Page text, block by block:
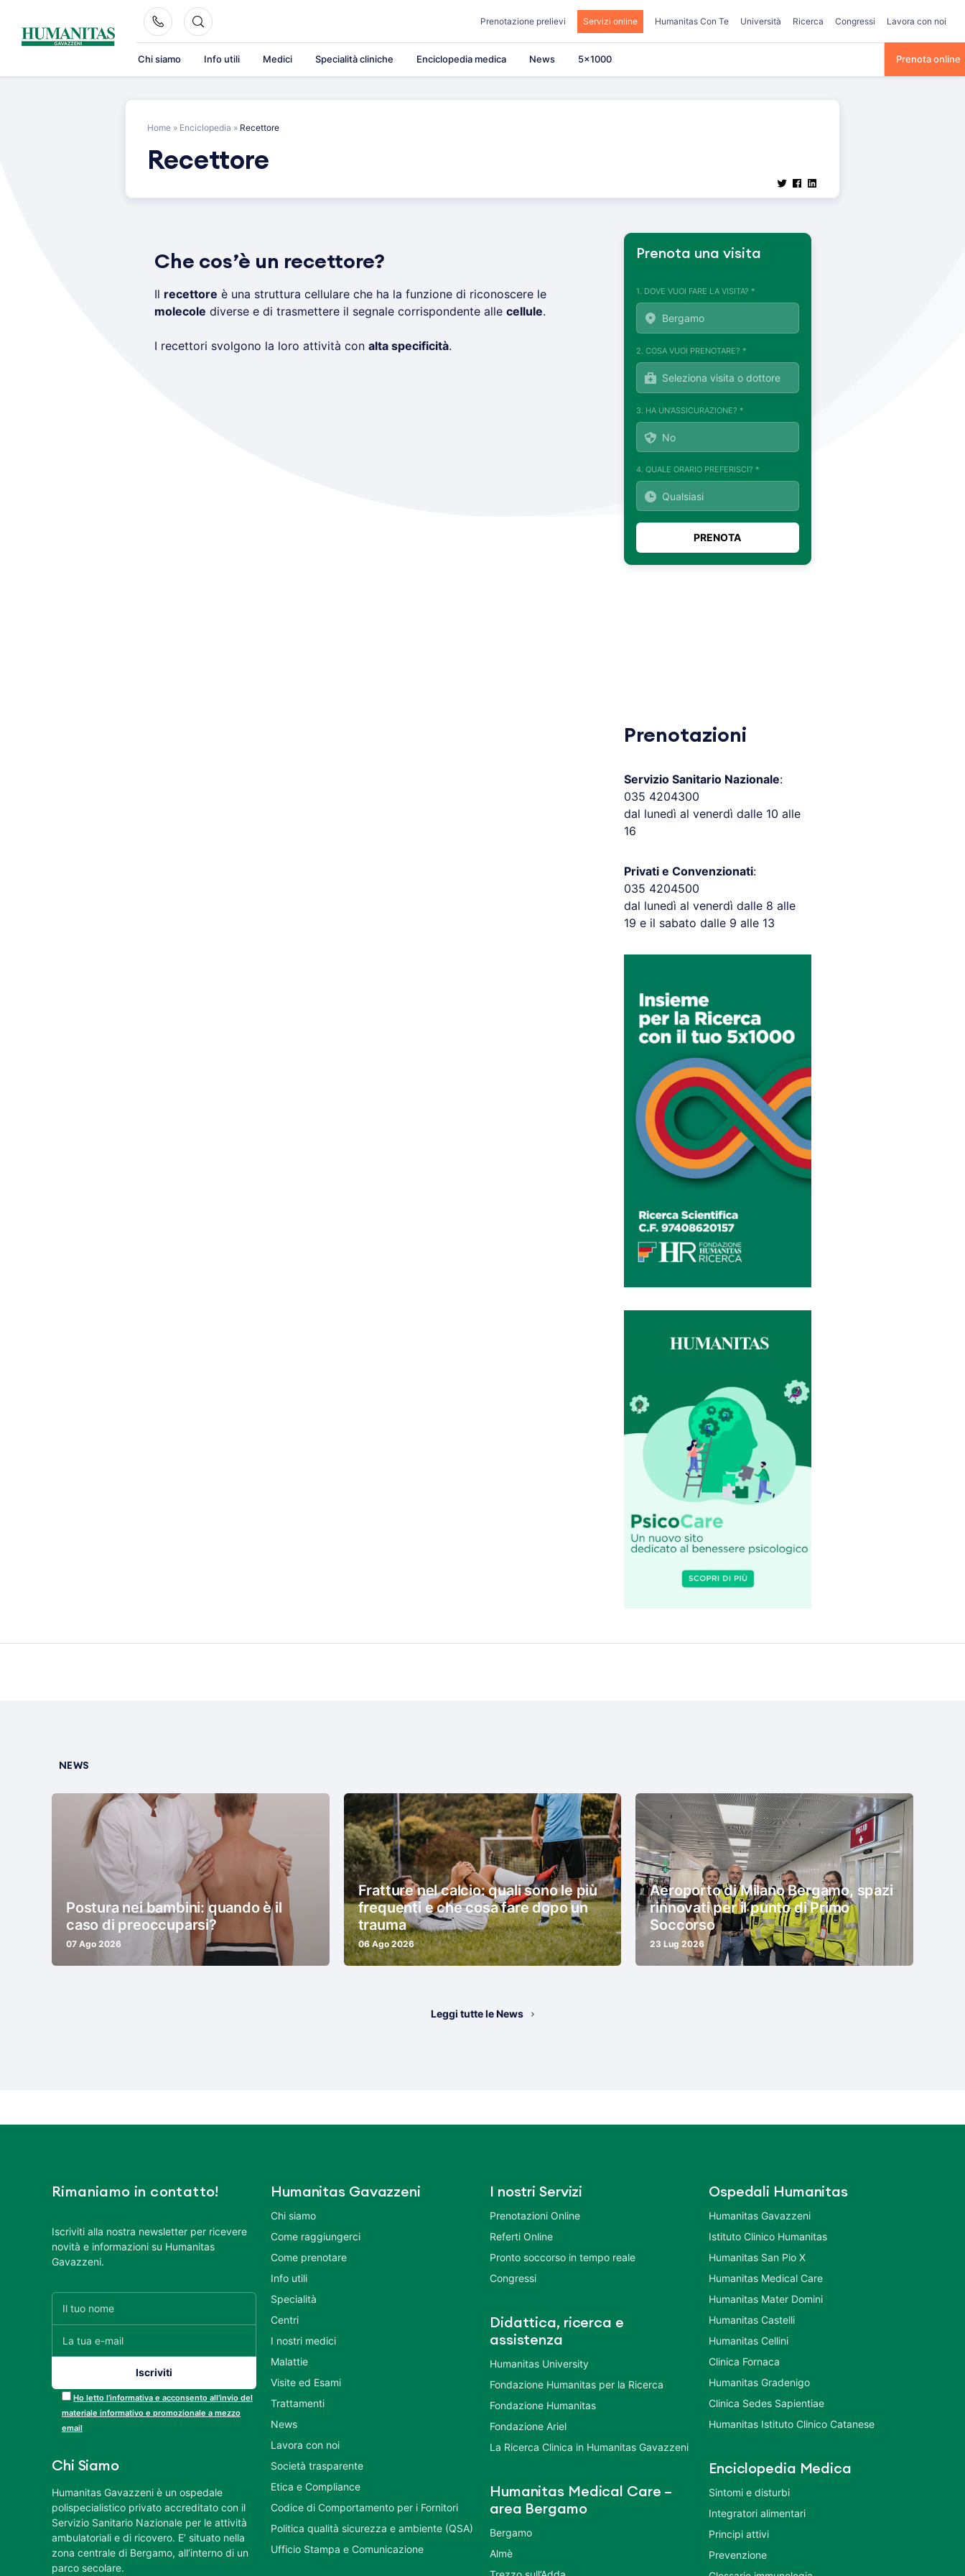
content
Prenotazione prelievi Servizi online Humanitas Con Te Università Ricerca Congressi Lavora con noi
Chi siamo Info utili Medici Specialità cliniche Enciclopedia medica News 5×1000 Prenota online
Home » Enciclopedia » Recettore
Recettore
Che cos’è un recettore?
Il recettore è una struttura cellulare che ha la funzione di riconoscere le
molecole diverse e di trasmettere il segnale corrispondente alle cellule.
I recettori svolgono la loro attività con alta specificità.
Prenota una visita
1. DOVE VUOI FARE LA VISITA? *
2. COSA VUOI PRENOTARE? *
3. HA UN'ASSICURAZIONE? *
4. QUALE ORARIO PREFERISCI? *
Prenotazioni
Servizio Sanitario Nazionale:
035 4204300
dal lunedì al venerdì dalle 10 alle
16
Privati e Convenzionati:
035 4204500
dal lunedì al venerdì dalle 8 alle
19 e il sabato dalle 9 alle 13
NEWS
Postura nei bambini: quando è il
caso di preoccuparsi?
07 Ago 2026
Fratture nel calcio: quali sono le più
frequenti e che cosa fare dopo un
trauma
06 Ago 2026
Aeroporto di Milano Bergamo, spazi
rinnovati per il punto di Primo
Soccorso
23 Lug 2026
Leggi tutte le News
Rimaniamo in contatto!
Iscriviti alla nostra newsletter per ricevere
novità e informazioni su Humanitas
Gavazzeni.
Ho letto l’informativa e acconsento all’invio del
materiale informativo e promozionale a mezzo
email
Chi Siamo
Humanitas Gavazzeni è un ospedale
polispecialistico privato accreditato con il
Servizio Sanitario Nazionale per le attività
ambulatoriali e di ricovero. E’ situato nella
zona centrale di Bergamo, all’interno di un
parco secolare.
Humanitas Gavazzeni
Chi siamo
Come raggiungerci
Come prenotare
Info utili
Specialità
Centri
I nostri medici
Malattie
Visite ed Esami
Trattamenti
News
Lavora con noi
Società trasparente
Etica e Compliance
Codice di Comportamento per i Fornitori
Politica qualità sicurezza e ambiente (QSA)
Ufficio Stampa e Comunicazione
I nostri Servizi
Prenotazioni Online
Referti Online
Pronto soccorso in tempo reale
Congressi
Didattica, ricerca e
assistenza
Humanitas University
Fondazione Humanitas per la Ricerca
Fondazione Humanitas
Fondazione Ariel
La Ricerca Clinica in Humanitas Gavazzeni
Humanitas Medical Care –
area Bergamo
Bergamo
Almè
Ospedali Humanitas
Humanitas Gavazzeni
Istituto Clinico Humanitas
Humanitas San Pio X
Humanitas Medical Care
Humanitas Mater Domini
Humanitas Castelli
Humanitas Cellini
Clinica Fornaca
Humanitas Gradenigo
Clinica Sedes Sapientiae
Humanitas Istituto Clinico Catanese
Enciclopedia Medica
Sintomi e disturbi
Integratori alimentari
Principi attivi
Prevenzione